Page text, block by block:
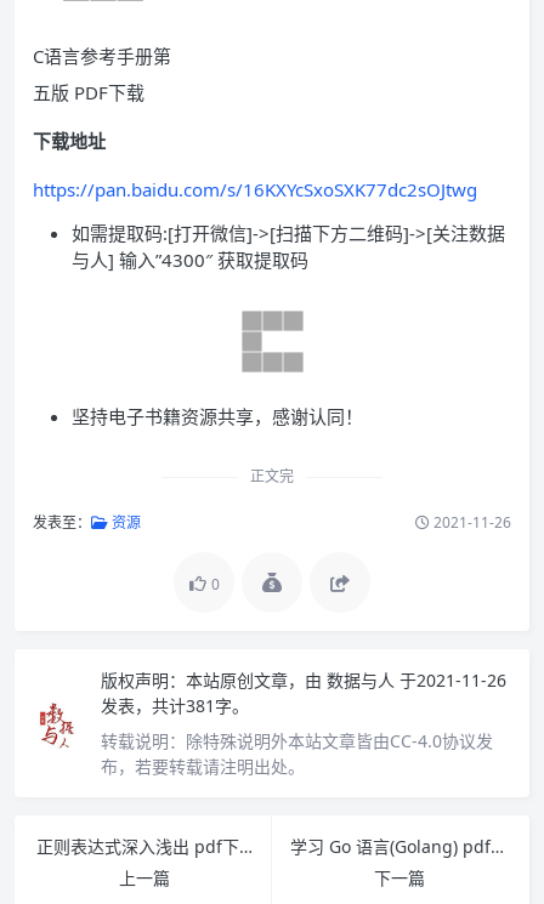
C语言参考手册第
五版 PDF下载
下载地址
https://pan.baidu.com/s/16KXYcSxoSXK77dc2sOJtwg
如需提取码:[打开微信]->[扫描下方二维码]->[关注数据
与人] 输入”4300″ 获取提取码
坚持电子书籍资源共享，感谢认同！
正文完
发表至： 资源 2021-11-26
0
版权声明： 本站原创文章，由 数据与人 于2021-11-26
发表，共计381字。
转载说明： 除特殊说明外本站文章皆由CC-4.0协议发
布，若要转载请注明出处。
正则表达式深入浅出 pdf下载
上一篇
学习 Go 语言(Golang) pdf下载
下一篇